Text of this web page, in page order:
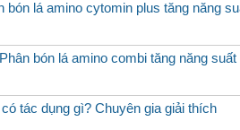
bón lá amino cytomin plus tăng năng
bón lá amino combi tăng năng suất
tác dụng gì? Chuyên gia giải thích